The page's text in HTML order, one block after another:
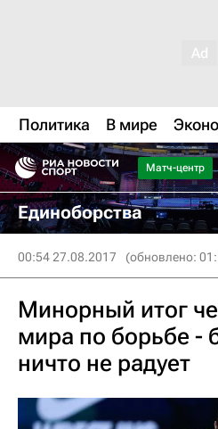
Политика В мире
Матч-центр
Единоборства
00:54 27.08.2017 (обновлено:
Минорный итог
мира по борьбе -
ничто не радует